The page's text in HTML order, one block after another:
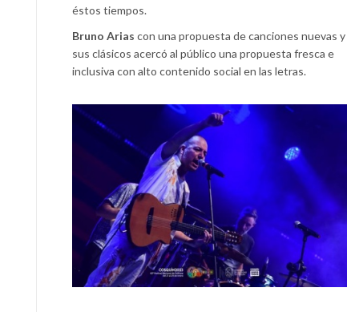
éstos tiempos.
Bruno Arias con una propuesta de canciones nuevas y
sus clásicos acercó al público una propuesta fresca e
inclusiva con alto contenido social en las letras.